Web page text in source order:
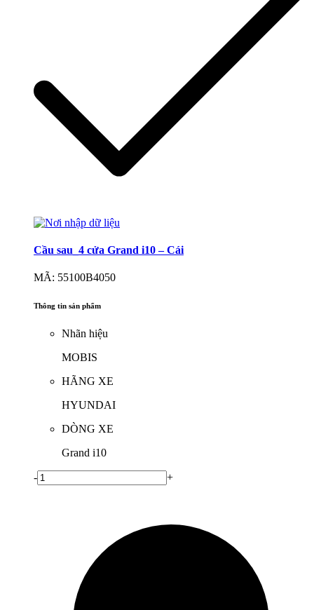
Cầu sau_4 cửa Grand i10 – Cái
MÃ: 55100B4050
Thông tin sản phẩm
Nhãn hiệu
MOBIS
HÃNG XE
HYUNDAI
DÒNG XE
Grand i10
- +